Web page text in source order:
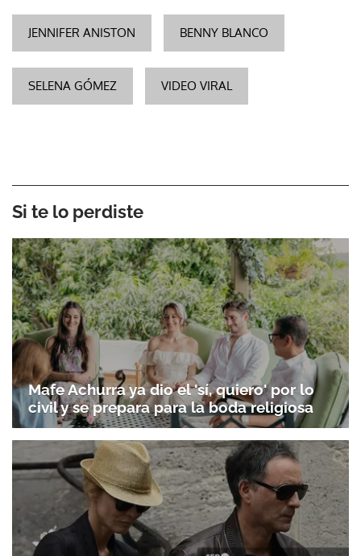
JENNIFER ANISTON BENNY BLANCO
SELENA GÓMEZ VIDEO VIRAL
Si te lo perdiste
Mafe Achurra ya dio el 'sí, quiero' por lo
civil y se prepara para la boda religiosa